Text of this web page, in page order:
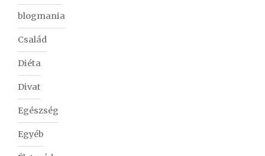
blogmania
Család
Diéta
Divat
Egészség
Egyéb